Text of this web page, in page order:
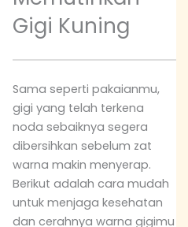
Gigi Kuning
Sama seperti pakaianmu,
gigi yang telah terkena
noda sebaiknya segera
dibersihkan sebelum zat
warna makin menyerap.
Berikut adalah cara mudah
untuk menjaga kesehatan
dan cerahnya warna gigimu